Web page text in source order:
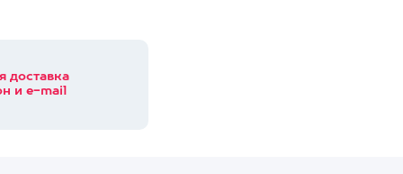
доставка
и e-mail